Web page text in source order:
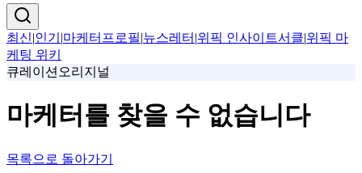
최신|인기 |마케터프로필|뉴스레터 |위픽 인사이트서클|위픽 마
케팅 위키
큐레이션 오리지널
마케터를 찾을 수 없습니다
목록으로 돌아가기